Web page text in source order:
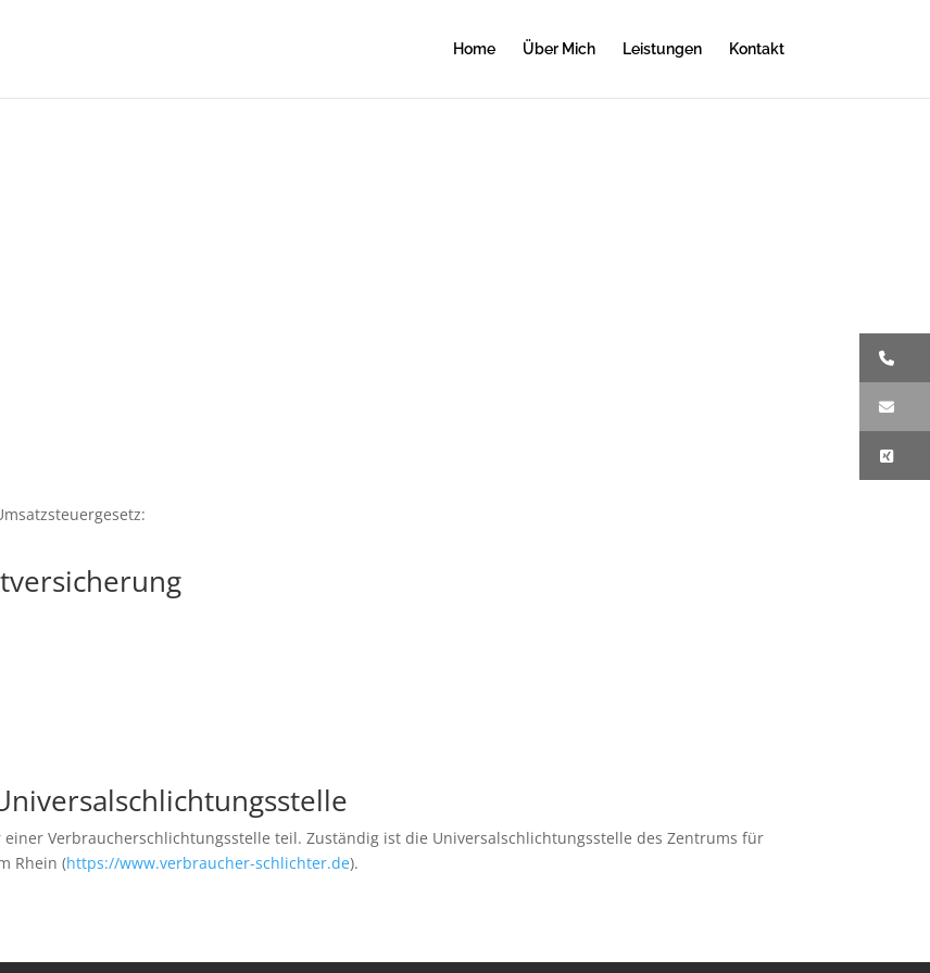
Home Über Mich Leistungen Kontakt
Verbraucherschlichtungsstelle teil. Zuständig ist die Universalschlichtungsstelle des Zentrums für
Rhein (https://www.verbraucher-schlichter.de).